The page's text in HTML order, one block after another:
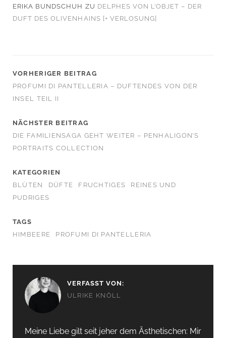
ERIKA BUNDSCHUH ZU DELPHES VON L’OBJET – DER
DUFT DES OLIVENHAINS [+ VERLOSUNG]
VORHERIGER BEITRAG
PROFUMI DI PANTELLERIA – DUFTENDES VON DER
INSEL TEIL II
NÄCHSTER BEITRAG
DIE FAMILIENSAGA GEHT WEITER – PENHALIGON’S
PORTRAITS COLLECTION
KATEGORIEN
BLÜTEN
DÜFTE FRUCHTIGES
REINES UND
PUDRIGES
TAGS
HIMBEERE
PROFUMI DI PANTELLERIA
VERFASST VON:
ULRIKE KNÖLL
Meine Liebe gilt seit jeher dem Ästhetischen: Mir